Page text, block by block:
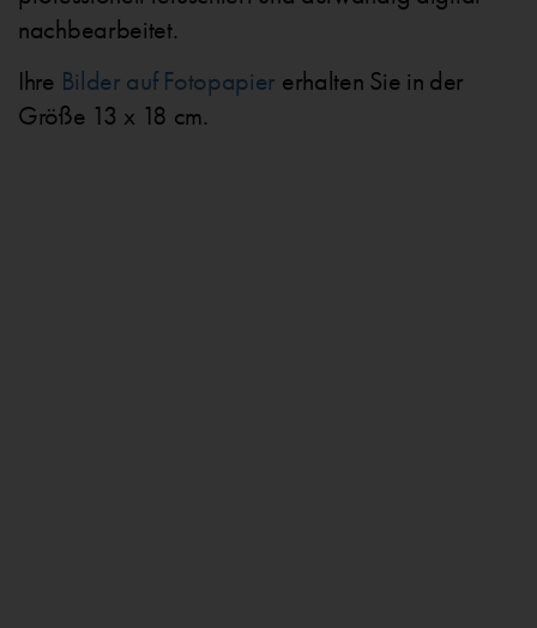
nachbearbeitet.
Ihre Bilder auf Fotopapier erhalten Sie in der
Größe 13 x 18 cm.